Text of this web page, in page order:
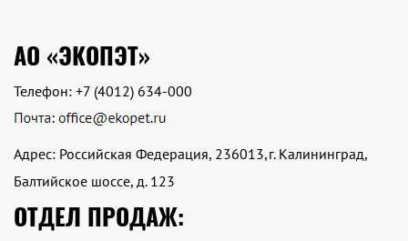
АО «ЭКОПЭТ»
Телефон: +7 (4012) 634-000
Адрес: Российская Федерация, 236013,г. Калининград,
Балтийское шоссе, д. 123
ОТДЕЛ ПРОДАЖ: